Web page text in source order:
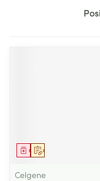
Op voorschrift
Geneesmiddel
Celgene